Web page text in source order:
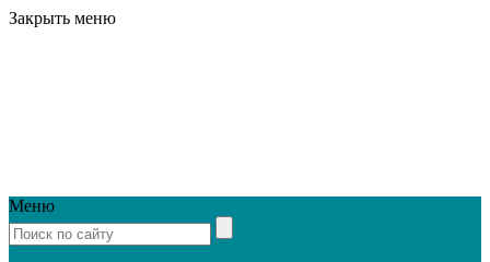
Закрыть меню
Меню